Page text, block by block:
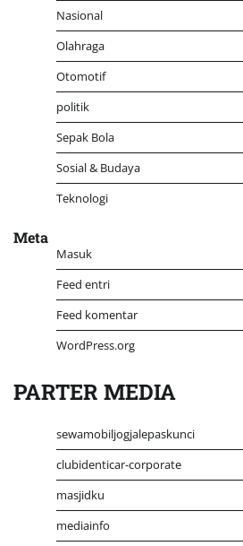
Nasional
Olahraga
Otomotif
politik
Sepak Bola
Sosial & Budaya
Teknologi
Meta
Masuk
Feed entri
Feed komentar
WordPress.org
PARTER MEDIA
sewamobiljogjalepaskunci
clubidenticar-corporate
masjidku
mediainfo